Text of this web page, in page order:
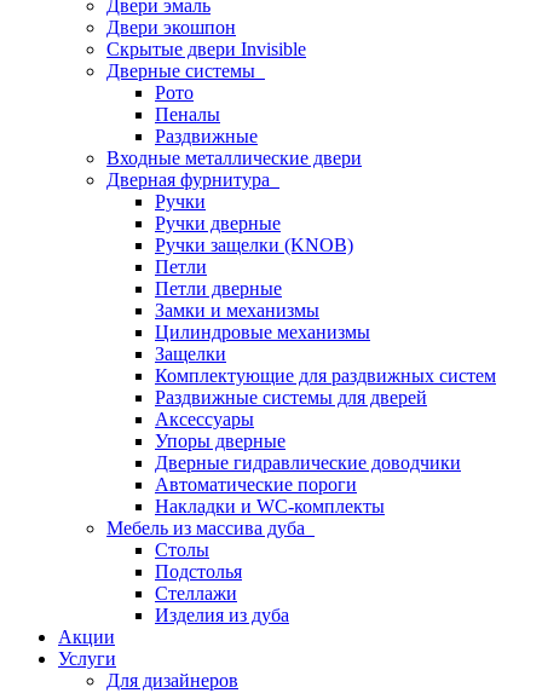
Двери эмаль
Двери экошпон
Скрытые двери Invisible
Дверные системы
Рото
Пеналы
Раздвижные
Входные металлические двери
Дверная фурнитура
Ручки
Ручки дверные
Ручки защелки (KNOB)
Петли
Петли дверные
Замки и механизмы
Цилиндровые механизмы
Защелки
Комплектующие для раздвижных систем
Раздвижные системы для дверей
Аксессуары
Упоры дверные
Дверные гидравлические доводчики
Автоматические пороги
Накладки и WC-комплекты
Мебель из массива дуба
Столы
Подстолья
Стеллажи
Изделия из дуба
Акции
Услуги
Для дизайнеров